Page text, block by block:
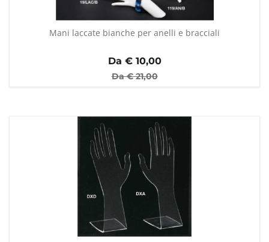
Mani laccate bianche per anelli e bracciali
Da €10,00
Da €21,00